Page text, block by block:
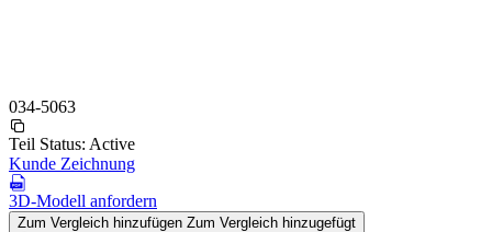
034-5063
Teil Status: Active
Kunde Zeichnung
3D-Modell anfordern
Zum Vergleich hinzufügen Zum Vergleich hinzugefügt